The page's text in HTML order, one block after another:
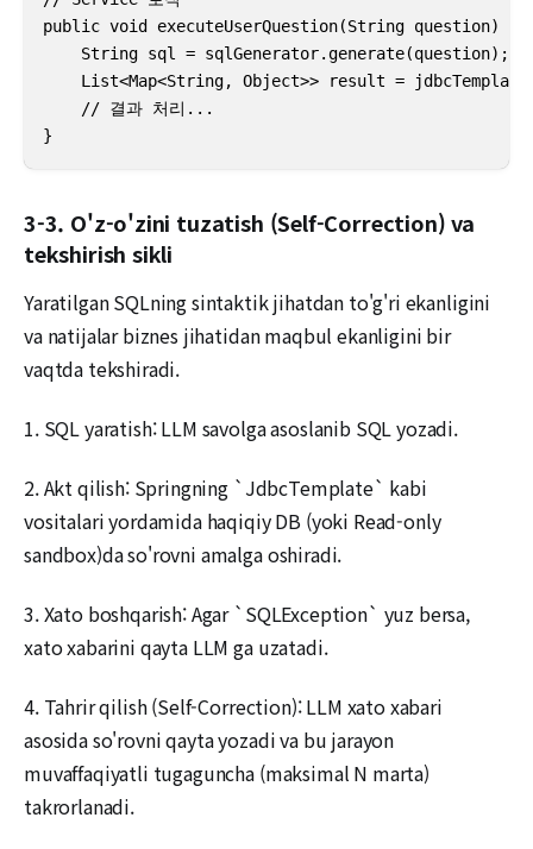
public void executeUserQuestion(String question) {
    String sql = sqlGenerator.generate(question);
List<Map<String, Object>> result =
    // 결과 처리...
}
3-3. O'z-o'zini tuzatish (Self-Correction) va
tekshirish sikli
Yaratilgan SQLning sintaktik jihatdan to'g'ri ekanligini
va natijalar biznes jihatidan maqbul ekanligini bir
vaqtda tekshiradi.
1. SQL yaratish: LLM savolga asoslanib SQL yozadi.
2. Akt qilish: Springning `JdbcTemplate` kabi
vositalari yordamida haqiqiy DB (yoki Read-only
sandbox)da so'rovni amalga oshiradi.
3. Xato boshqarish: Agar `SQLException` yuz bersa,
xato xabarini qayta LLM ga uzatadi.
4. Tahrir qilish (Self-Correction): LLM xato xabari
asosida so'rovni qayta yozadi va bu jarayon
muvaffaqiyatli tugaguncha (maksimal N marta)
takrorlanadi.